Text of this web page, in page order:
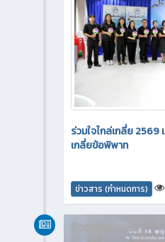
ร่วมใจไกล่เกลี่ย 2569
เกลี่ยข้อพิพาท
ข่าวสาร (กำหนดการ)
กิจกรรมภายใน